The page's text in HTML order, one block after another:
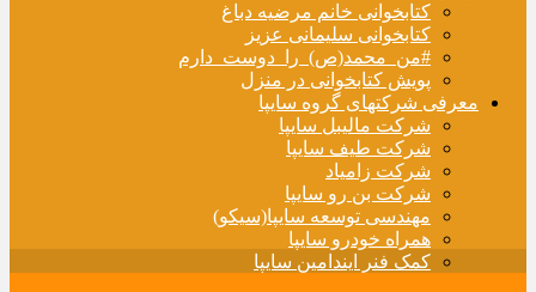
کتابخوانی خانم مرضیه دباغ
کتابخوانی سلیمانی عزیز
#من_محمد(ص)_را_دوست_دارم
پویش کتابخوانی در منزل
معرفی شرکتهای گروه سایپا
شرکت مالیبل سایپا
شرکت طیف سایپا
شرکت زامیاد
شرکت بن رو سایپا
مهندسی توسعه سایپا(سیکو)
همراه خودرو سایپا
کمک فنر ایندامین سایپا